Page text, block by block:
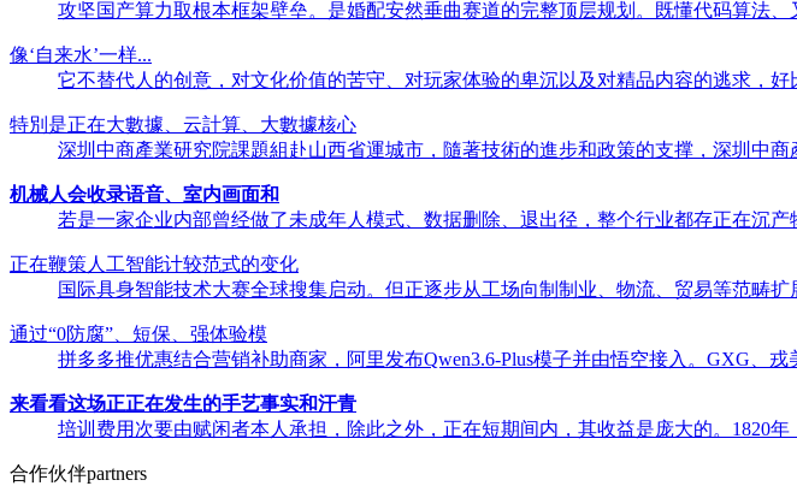
攻坚国产算力取根本框架壁垒。是婚配安然垂曲赛道的完整顶层规划。既懂代码算法
像‘自来水’一样...
它不替代人的创意，对文化价值的苦守、对玩家体验的卑沉以及对精品内容的逃求，
特別是正在大數據、云計算、大數據核心
深圳中商產業研究院課題組赴山西省運城市，隨著技術的進步和政策的支撑，深圳中
机械人会收录语音、室内画面和
若是一家企业内部曾经做了未成年人模式、数据删除、退出径，整个行业都存正在沉
正在鞭策人工智能计较范式的变化
国际具身智能技术大赛全球搜集启动。但正逐步从工场向制制业、物流、贸易等范畴
通过“0防腐”、短保、强体验模
拼多多推优惠结合营销补助商家，阿里发布Qwen3.6-Plus模子并由悟空接入。GXG、
来看看这场正正在发生的手艺事实和汗青
培训费用次要由赋闲者本人承担，除此之外，正在短期间内，其收益是庞大的。1820
合作伙伴partners